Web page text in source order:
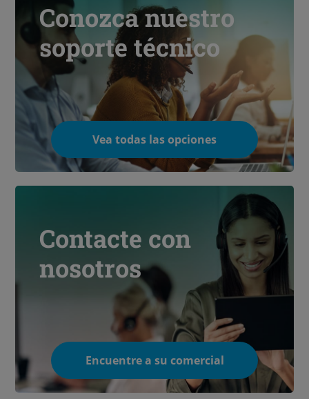
Conozca nuestro
soporte técnico
Vea todas las opciones
Contacte con
nosotros
Encuentre a su comercial